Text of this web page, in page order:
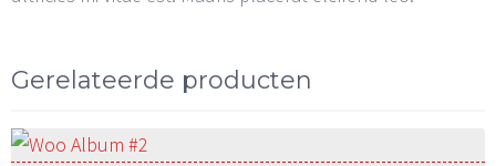
Gerelateerde producten